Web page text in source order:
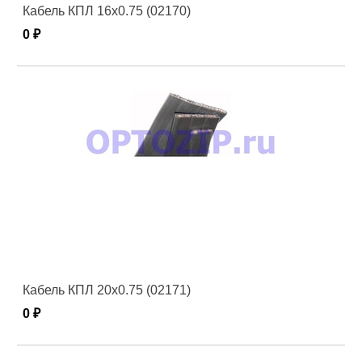
Кабель КПЛ 16х0.75 (02170)
0 ₽
Кабель КПЛ 20х0.75 (02171)
0 ₽